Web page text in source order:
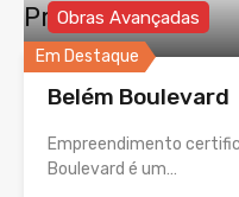
Propriedades
Em Destaque
Obras Avançadas
Belém Boulevard
Empreendimento
Boulevard é um…